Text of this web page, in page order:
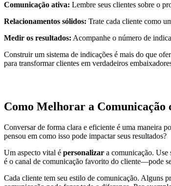
Comunicação ativa: Lembre seus clientes sobre o
Relacionamentos sólidos: Trate cada cliente como
Medir os resultados: Acompanhe o número de
Construir um sistema de indicações é mais do que
para transformar clientes em verdadeiros
Como Melhorar a Comunicação
Conversar de forma clara e eficiente é uma maneira
pensou em como isso pode impactar seus resultados?
Um aspecto vital é personalizar a comunicação. Use
é o canal de comunicação favorito do cliente—pode
Cada cliente tem seu estilo de comunicação. Alguns